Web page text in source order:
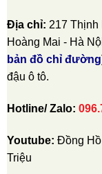
Địa chỉ: 217 Thịnh
Hoàng Mai - Hà
bản đồ chỉ đường
đậu ô tô.
Hotline/ Zalo:
Youtube: Đồng
Triệu